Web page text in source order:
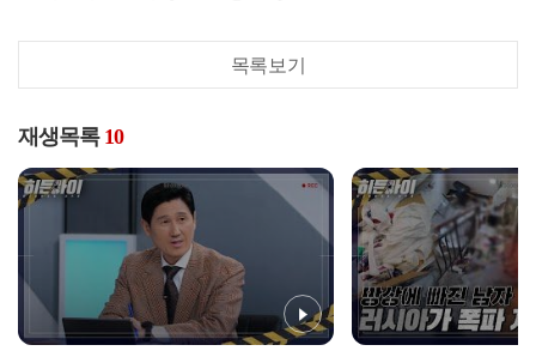
목록보기
재생목록 10